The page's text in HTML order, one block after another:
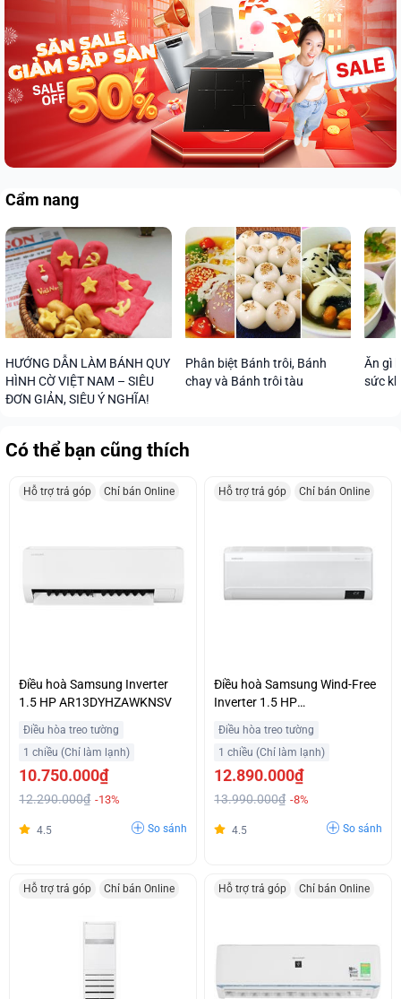
Cẩm nang
HƯỚNG DẪN LÀM BÁNH QUY
HÌNH CỜ VIỆT NAM – SIÊU
ĐƠN GIẢN, SIÊU Ý NGHĨA!
Phân biệt Bánh trôi, Bánh
chay và Bánh trôi tàu
Ăn gì
sức
Có thể bạn cũng thích
Hỗ trợ trả góp Chỉ bán Online
Điều hoà Samsung Inverter
1.5 HP AR13DYHZAWKNSV
Điều hòa treo tường
1 chiều (Chỉ làm lạnh)
10.750.000₫
12.290.000₫ -13%
4.5 So sánh
Hỗ trợ trả góp Chỉ bán Online
Điều hoà Samsung Wind-Free
Inverter 1.5 HP
AR13CYFAAWKNSV
Điều hòa treo tường
1 chiều (Chỉ làm lạnh)
12.890.000₫
13.990.000₫ -8%
4.5 So sánh
Hỗ trợ trả góp Chỉ bán Online Hỗ trợ trả góp Chỉ bán Online